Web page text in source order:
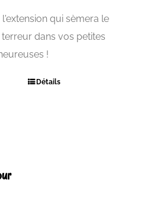
l'extension qui sèmera le
dans vos petites
!
Détails